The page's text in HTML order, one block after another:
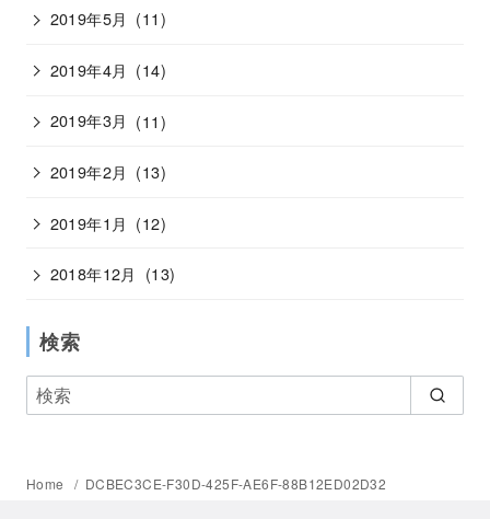
2019年5月 (11)
2019年4月 (14)
2019年3月 (11)
2019年2月 (13)
2019年1月 (12)
2018年12月 (13)
検索
Home DCBEC3CE-F30D-425F-AE6F-88B12ED02D32